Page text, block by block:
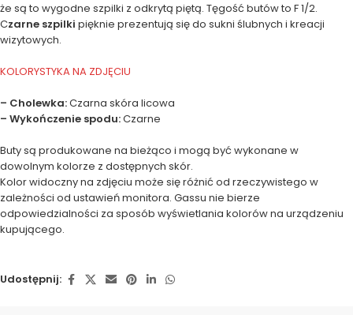
że są to wygodne szpilki z odkrytą piętą. Tęgość butów to F 1/2.
Czarne szpilki pięknie prezentują się do sukni ślubnych i kreacji
wizytowych.
KOLORYSTYKA NA ZDJĘCIU
– Cholewka:Czarna skóra licowa
– Wykończenie spodu:Czarne
Buty są produkowane na bieżąco i mogą być wykonane w
dowolnym kolorze z dostępnych skór.
Kolor widoczny na zdjęciu może się różnić od rzeczywistego w
zależności od ustawień monitora. Gassu nie bierze
odpowiedzialności za sposób wyświetlania kolorów na urządzeniu
kupującego.
Udostępnij: